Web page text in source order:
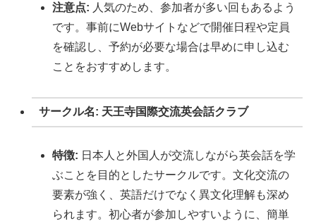
注意点: 人気のため、参加者が多い回もあるよう
です。事前にWebサイトなどで開催日程や定員
を確認し、予約が必要な場合は早めに申し込む
ことをおすすめします。
サークル名: 天王寺国際交流英会話クラブ
特徴: 日本人と外国人が交流しながら英会話を学
ぶことを目的としたサークルです。文化交流の
要素が強く、英語だけでなく異文化理解も深め
られます。初心者が参加しやすいように、簡単